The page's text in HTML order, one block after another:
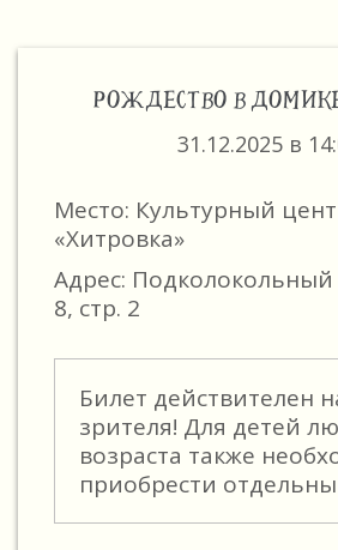
РОЖДЕСТВО В
31.12.2025 в
Место: Культурный
«Хитровка»
Адрес: Подколокольный
8, стр. 2
Билет действителен
зрителя! Для детей
возраста также
приобрести